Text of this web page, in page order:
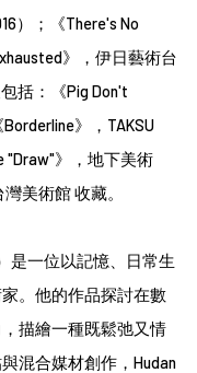
）；《There's No
》，伊日藝術台
括：《Pig Don't
》，TAKSU
"Draw"》，地下美術
美術館 收藏。
是一位以記憶、日常生
。他的作品探討在數
描繪一種既鬆弛又情
混合媒材創作，Hudan